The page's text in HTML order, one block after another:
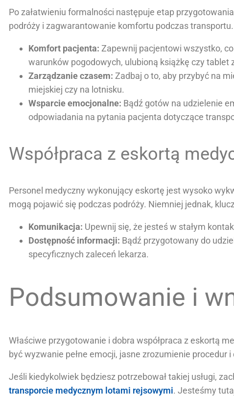
Po załatwieniu formalności następuje etap
podróży i zagwarantowanie komfortu podczas transportu.
Komfort pacjenta: Zapewnij pacjentowi wszystko,
warunków pogodowych, ulubioną książkę czy tablet
Zarządzanie czasem: Zadbaj o to, aby przybyć na
miejskiej czy na lotnisku.
Wsparcie emocjonalne: Bądź gotów na udzielenie
odpowiadania na pytania pacjenta dotyczące
Współpraca z eskortą
Personel medyczny wykonujący eskortę jest wysoko
mogą pojawić się podczas podróży. Niemniej jednak,
Komunikacja: Upewnij się, że jesteś w stałym
Dostępność informacji: Bądź przygotowany do
specyficznych zaleceń lekarza.
Podsumowanie i
Właściwe przygotowanie i dobra współpraca z eskortą
być wyzwanie pełne emocji, jasne zrozumienie
Jeśli kiedykolwiek będziesz potrzebował takiej usługi,
transporcie medycznym lotami rejsowymi. Jesteśmy